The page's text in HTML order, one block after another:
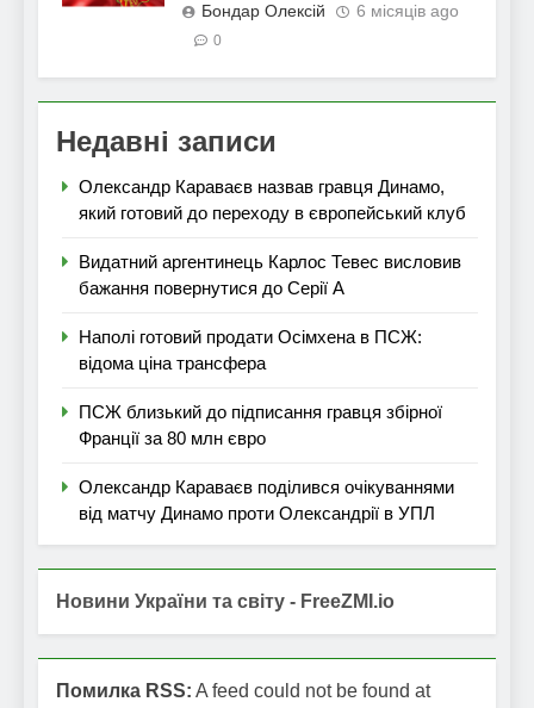
Бондар Олексій 6 місяців ago
0
Недавні записи
Олександр Караваєв назвав гравця Динамо,
який готовий до переходу в європейський клуб
Видатний аргентинець Карлос Тевес висловив
бажання повернутися до Серії А
Наполі готовий продати Осімхена в ПСЖ:
відома ціна трансфера
ПСЖ близький до підписання гравця збірної
Франції за 80 млн євро
Олександр Караваєв поділився очікуваннями
від матчу Динамо проти Олександрії в УПЛ
Новини України та світу - FreeZMI.io
Помилка RSS: A feed could not be found at